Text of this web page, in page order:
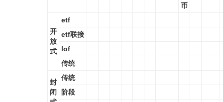
币
开
放
式
etf
etf联接
lof
传统
封
闭
传统
阶段